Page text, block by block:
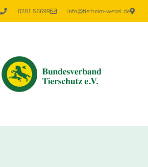
0281 56699 info@tierheim-wesel.de